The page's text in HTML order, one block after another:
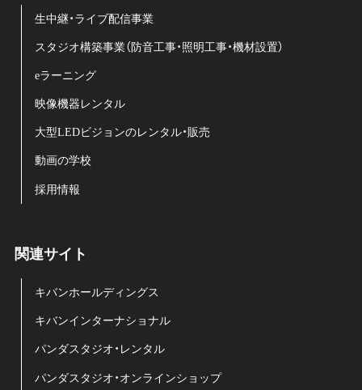
生中継・ライブ配信事業
スタジオ構築事業（防音工事・照明工事・機材設置）
eラーニング
映像機器レンタル
大型LEDビジョンのレンタル・販売
動画の学校
採用情報
関連サイト
キバンホールディングス
キバンインターナショナル
パンダスタジオ・レンタル
パンダスタジオ・オンラインショップ